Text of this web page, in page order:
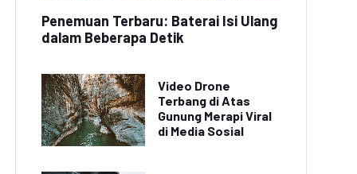
Penemuan Terbaru: Baterai Isi Ulang
dalam Beberapa Detik
Video Drone
Terbang di Atas
Gunung Merapi Viral
di Media Sosial